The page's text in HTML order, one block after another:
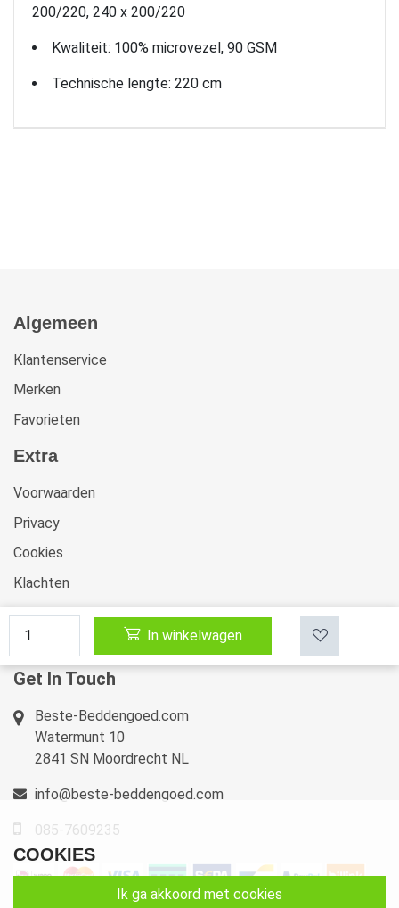
In winkelwagen
200/220, 240 x 200/220
Kwaliteit: 100% microvezel, 90 GSM
Technische lengte: 220 cm
Algemeen
Klantenservice
Merken
Favorieten
Extra
Voorwaarden
Privacy
Cookies
Klachten
Retourneren & Ruilen
Sitemap
Get In Touch
Beste-Beddengoed.com
Watermunt 10
2841 SN Moordrecht NL
info@beste-beddengoed.com
085-7609235
COOKIES
ik ga akkoord met cookies